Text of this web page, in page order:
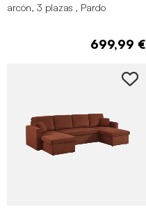
arcón, 3 plazas , Pardo
699,99 €